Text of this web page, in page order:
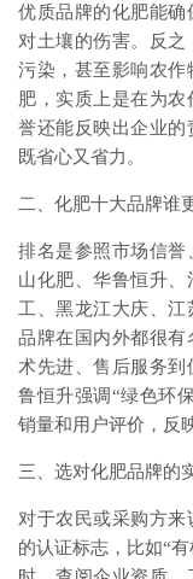
优质品牌的化肥能
对土壤的伤害。反
污染，甚至影响农
肥，实质上是在为
誉还能反映出企业的
既省心又省力。
二、化肥十大品牌
排名是参照市场信
山化肥、华鲁恒升
工、黑龙江大庆、
品牌在国内外都很有
术先进、售后服务到
鲁恒升强调“绿色环
销量和用户评价，反
三、选对化肥品牌的
对于农民或采购方来
的认证标志，比如“